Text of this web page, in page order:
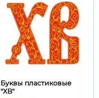
Буквы пластиковые
"ХВ"